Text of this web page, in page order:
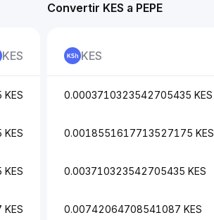
KES
Convertir KES a PEPE
KES
0.0003710323542705435 KES
0.0018551617713527175 KES
0.003710323542705435 KES
0.00742064708541087 KES